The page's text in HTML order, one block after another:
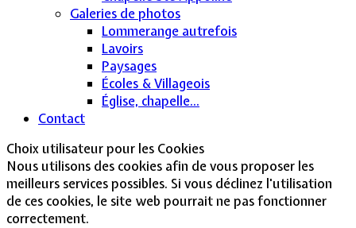
Galeries de photos
Lommerange autrefois
Lavoirs
Paysages
Écoles & Villageois
Église, chapelle...
Contact
Choix utilisateur pour les Cookies
Nous utilisons des cookies afin de vous proposer les
meilleurs services possibles. Si vous déclinez l'utilisation
de ces cookies, le site web pourrait ne pas fonctionner
correctement.